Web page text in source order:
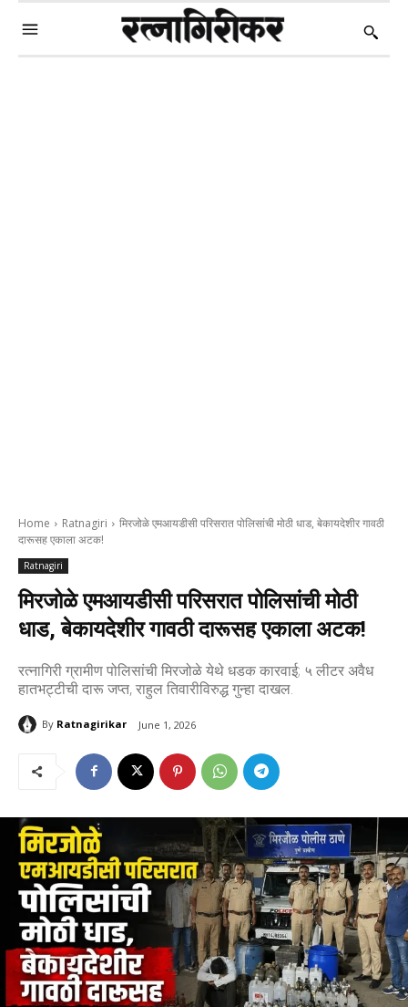
Home Ratnagiri
मिरजोळे एमआयडीसी परिसरात पोलिसांची मोठी धाड, बेकायदेशीर गावठी
दारूसह एकाला अटक!
Ratnagiri
मिरजोळे एमआयडीसी परिसरात पोलिसांची मोठी
धाड, बेकायदेशीर गावठी दारूसह एकाला अटक!
रत्नागिरी ग्रामीण पोलिसांची मिरजोळे येथे धडक कारवाई; ५ लीटर अवैध
हातभट्टीची दारू जप्त, राहुल तिवारीविरुद्ध गुन्हा दाखल.
By Ratnagirikar June 1, 2026